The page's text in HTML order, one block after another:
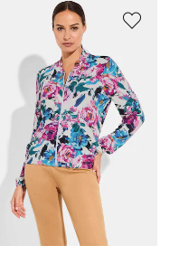
en jersey de viscose
89,95 €
prix sur 30 jours** : 62,96 €